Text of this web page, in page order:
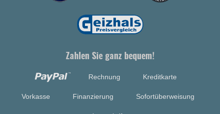
Zahlen Sie ganz bequem!
Rechnung Kreditkarte
Vorkasse Finanzierung Sofortüberweisung